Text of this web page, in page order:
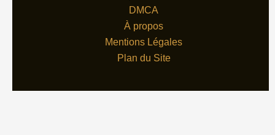
DMCA
À propos
Mentions Légales
Plan du Site